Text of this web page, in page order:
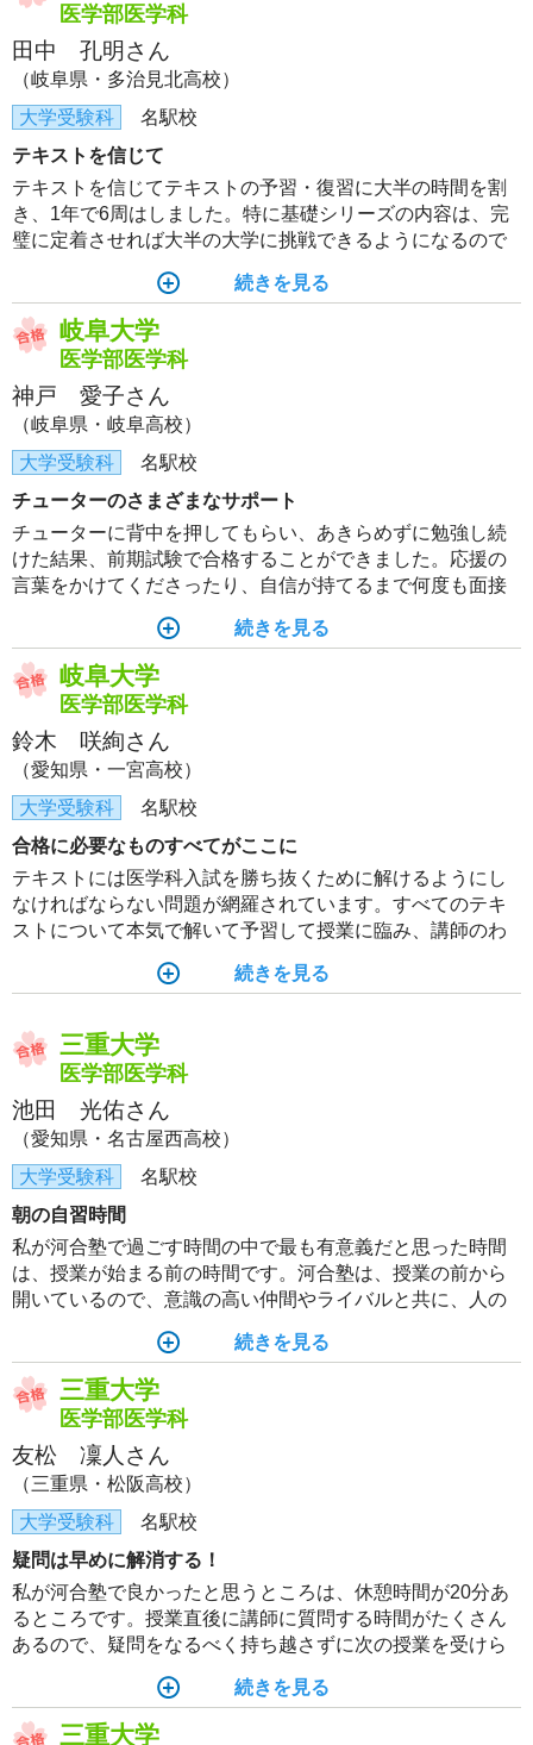
医学部医学科
田中 孔明さん
（岐阜県・多治見北高校）
大学受験科
名駅校
テキストを信じて
テキストを信じてテキストの予習・復習に大半の時間を割
き、1年で6周はしました。特に基礎シリーズの内容は、完
璧に定着させれば大半の大学に挑戦できるようになるので
て、講師に言われた通り素直に予習をして授業に出席し、
復習をしたおかげだと思っています。
続きを見る
岐阜大学
医学部医学科
神戸 愛子さん
（岐阜県・岐阜高校）
大学受験科
名駅校
チューターのさまざまなサポート
チューターに背中を押してもらい、あきらめずに勉強し続
けた結果、前期試験で合格することができました。応援の
言葉をかけてくださったり、自信が持てるまで何度も面接
続きを見る
岐阜大学
医学部医学科
鈴木 咲絢さん
（愛知県・一宮高校）
大学受験科
名駅校
合格に必要なものすべてがここに
テキストには医学科入試を勝ち抜くために解けるようにし
なければならない問題が網羅されています。すべてのテキ
ストについて本気で解いて予習して授業に臨み、講師のわ
て完璧にしました。その結果全教科得意になり満足のいく
続きを見る
三重大学
医学部医学科
池田 光佑さん
（愛知県・名古屋西高校）
大学受験科
名駅校
朝の自習時間
私が河合塾で過ごす時間の中で最も有意義だと思った時間
は、授業が始まる前の時間です。河合塾は、授業の前から
開いているので、意識の高い仲間やライバルと共に、人の
リズムを作るためにも、この時間を有効活用することが、
合格の要因だと思います。
続きを見る
三重大学
医学部医学科
友松 凜人さん
（三重県・松阪高校）
大学受験科
名駅校
疑問は早めに解消する！
私が河合塾で良かったと思うところは、休憩時間が20分あ
るところです。授業直後に講師に質問する時間がたくさん
あるので、疑問をなるべく持ち越さずに次の授業を受けら
続きを見る
三重大学